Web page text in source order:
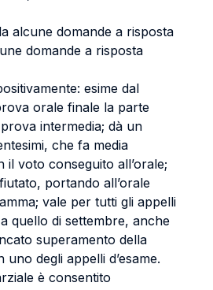
alcune domande a risposta
domande a risposta
esime dal
orale finale la parte
intermedia; dà un
che fa media
il voto conseguito all’orale;
portando all’orale
vale per tutti gli appelli
a quello di settembre, anche
superamento della
degli appelli d’esame.
è consentito